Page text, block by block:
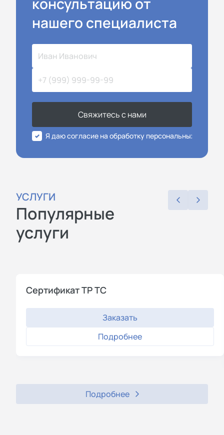
нашего специалиста
Свяжитесь с нами
Я даю согласие на обработку персональных
УСЛУГИ
Популярные
услуги
Сертификат ТР ТС
Заказать
Подробнее
Подробнее